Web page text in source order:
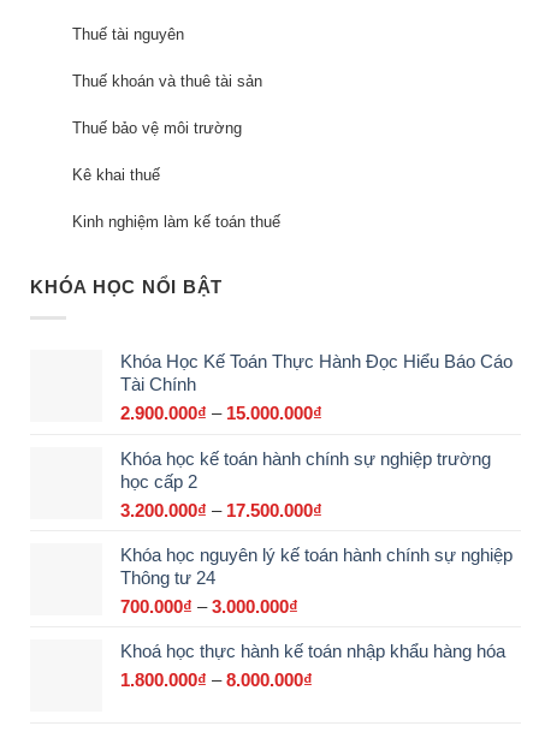
Thuế tài nguyên
Thuế khoán và thuê tài sản
Thuế bảo vệ môi trường
Kê khai thuế
Kinh nghiệm làm kế toán thuế
KHÓA HỌC NỔI BẬT
Khóa Học Kế Toán Thực Hành Đọc Hiểu Báo Cáo
Tài Chính
2.900.000₫ – 15.000.000₫
từ
Khóa học kế toán hành chính sự nghiệp trường
học cấp 2
3.200.000₫ – 17.500.000₫
từ
Khóa học nguyên lý kế toán hành chính sự nghiệp
Thông tư 24
700.000₫ – 3.000.000₫
từ
700.000₫
Khoá học thực hành kế toán nhập khẩu hàng hóa
1.800.000₫ – 8.000.000₫